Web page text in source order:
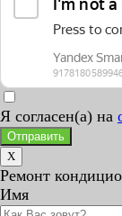
Я согласен(а) на
Отправить
X
Ремонт
Имя